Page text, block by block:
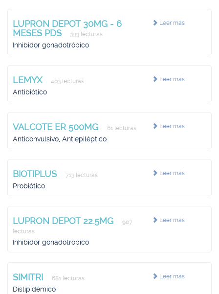
Leer más
LUPRON DEPOT 30MG - 6
MESES PDS
333 lecturas
Inhibidor gonadotrópico
Leer más
LEMYX 403 lecturas
Antibiótico
Leer más
VALCOTE ER 500MG 61 lecturas
Anticonvulsivo, Antiepiléptico
Leer más
BIOTIPLUS 713 lecturas
Probiótico
Leer más
LUPRON DEPOT 22.5MG
907
lecturas
Inhibidor gonadotrópico
Leer más
SIMITRI 681 lecturas
Dislipidémico